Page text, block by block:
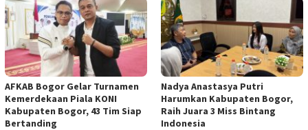
AFKAB Bogor Gelar Turnamen
Kemerdekaan Piala KONI
Kabupaten Bogor, 43 Tim Siap
Bertanding
Nadya Anastasya Putri
Harumkan Kabupaten Bogor,
Raih Juara 3 Miss Bintang
Indonesia